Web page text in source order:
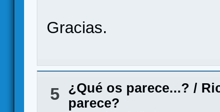
Gracias.
5 ¿Qué os parece...? /
parece?